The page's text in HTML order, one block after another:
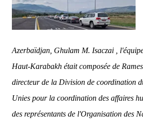
Azerbaïdjan, Ghulam M. Isaczai ,
Haut-Karabakh était composée de
directeur de la Division de coordination
Unies pour la coordination des affaires
des représentants de l'Organisation des